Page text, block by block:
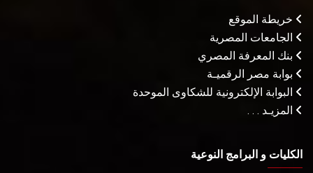
خريطة الموقع
الجامعات المصرية
بنك المعرفة المصري
بوابة مصر الرقميـة
البوابة الإلكترونية للشكاوى الموحدة
المزيـد . . .
الكليات و البرامج النوعية